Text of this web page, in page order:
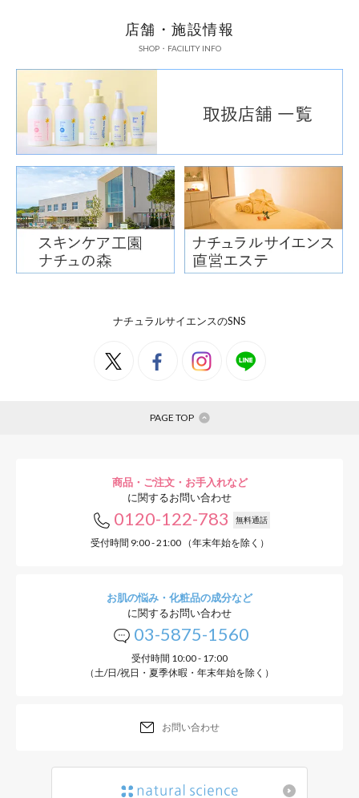
店舗・施設情報
SHOP・FACILITY INFO
ナチュラルサイエンスのSNS
PAGE TOP
商品・ご注文・お手入れなど
に関するお問い合わせ
0120-122-783 無料通話
受付時間 9:00 - 21:00 （年末年始を除く）
お肌の悩み・化粧品の成分など
に関するお問い合わせ
03-5875-1560
受付時間 10:00 - 17:00
（土/日/祝日・夏季休暇・年末年始を除く）
お問い合わせ